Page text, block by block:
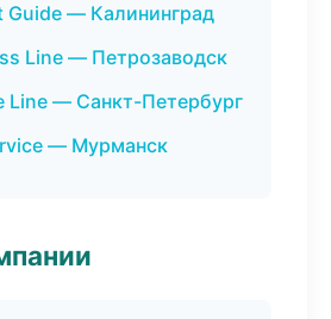
Guide — Калининград
Line — Петрозаводск
Line — Санкт-Петербург
— Мурманск